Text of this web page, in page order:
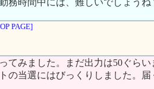
務時間中には、難しいでしょうね
PAGE]
てみました。まだ出力は50ぐら
の当選にはびっくりしました。